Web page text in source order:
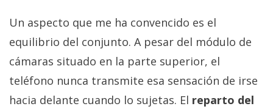
Un aspecto que me ha convencido es el
equilibrio del conjunto. A pesar del módulo de
cámaras situado en la parte superior, el
teléfono nunca transmite esa sensación de irse
hacia delante cuando lo sujetas. El reparto del